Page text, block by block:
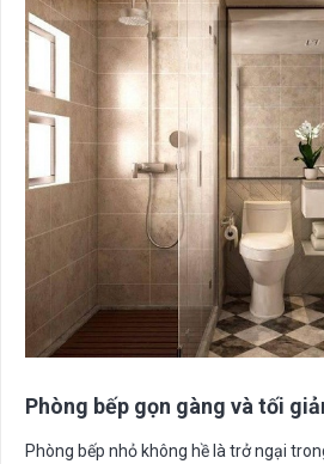
Phòng bếp gọn gàng và tối
Phòng bếp nhỏ không hề là trở ngại